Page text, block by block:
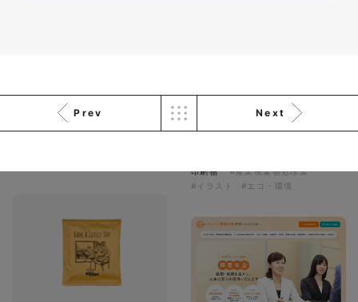
株式会社三共様 会社案内パン
印刷物
#産業廃棄物処理業
#イラスト
#エコ・環境
株式会社三共様 さんきょちゃ
んぬいぐるみ
イラスト・キャラクター
Prev Next